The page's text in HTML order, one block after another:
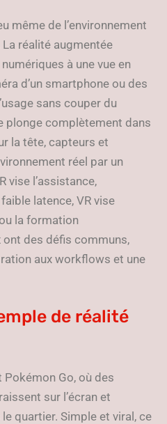
même de l’environnement
réalité augmentée
à une vue en
d’un smartphone ou des
sans couper du
plonge complètement dans
la tête, capteurs et
réel par un
vise l’assistance,
latence, VR vise
la formation
ont des défis communs,
aux workflows et une
de réalité
Pokémon Go, où des
sur l’écran et
quartier. Simple et viral, ce